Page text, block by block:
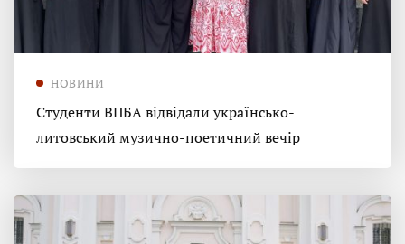
НОВИНИ
Студенти ВПБА відвідали українсько-
литовський музично-поетичний вечір